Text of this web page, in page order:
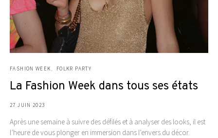
FASHION WEEK FOLKR PARTY
La Fashion Week dans tous ses états
27 JUIN 2023
Après une semaine à suivre des défilés et à analyser des looks, il est
l’heure de vous plonger en immersion dans l’envers du décor.